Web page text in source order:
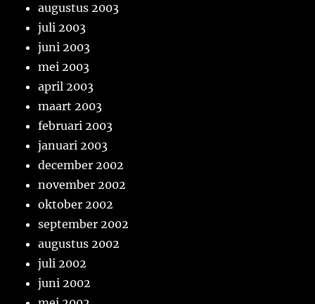
augustus 2003
juli 2003
juni 2003
mei 2003
april 2003
maart 2003
februari 2003
januari 2003
december 2002
november 2002
oktober 2002
september 2002
augustus 2002
juli 2002
juni 2002